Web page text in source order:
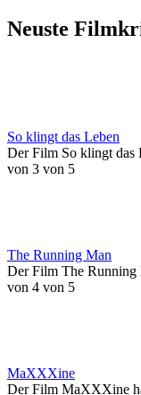
Neuste
So klingt das Leben
Der Film So klingt das
von 3 von 5
The Running Man
Der Film The Running
von 4 von 5
MaXXXine
Der Film MaXXXine